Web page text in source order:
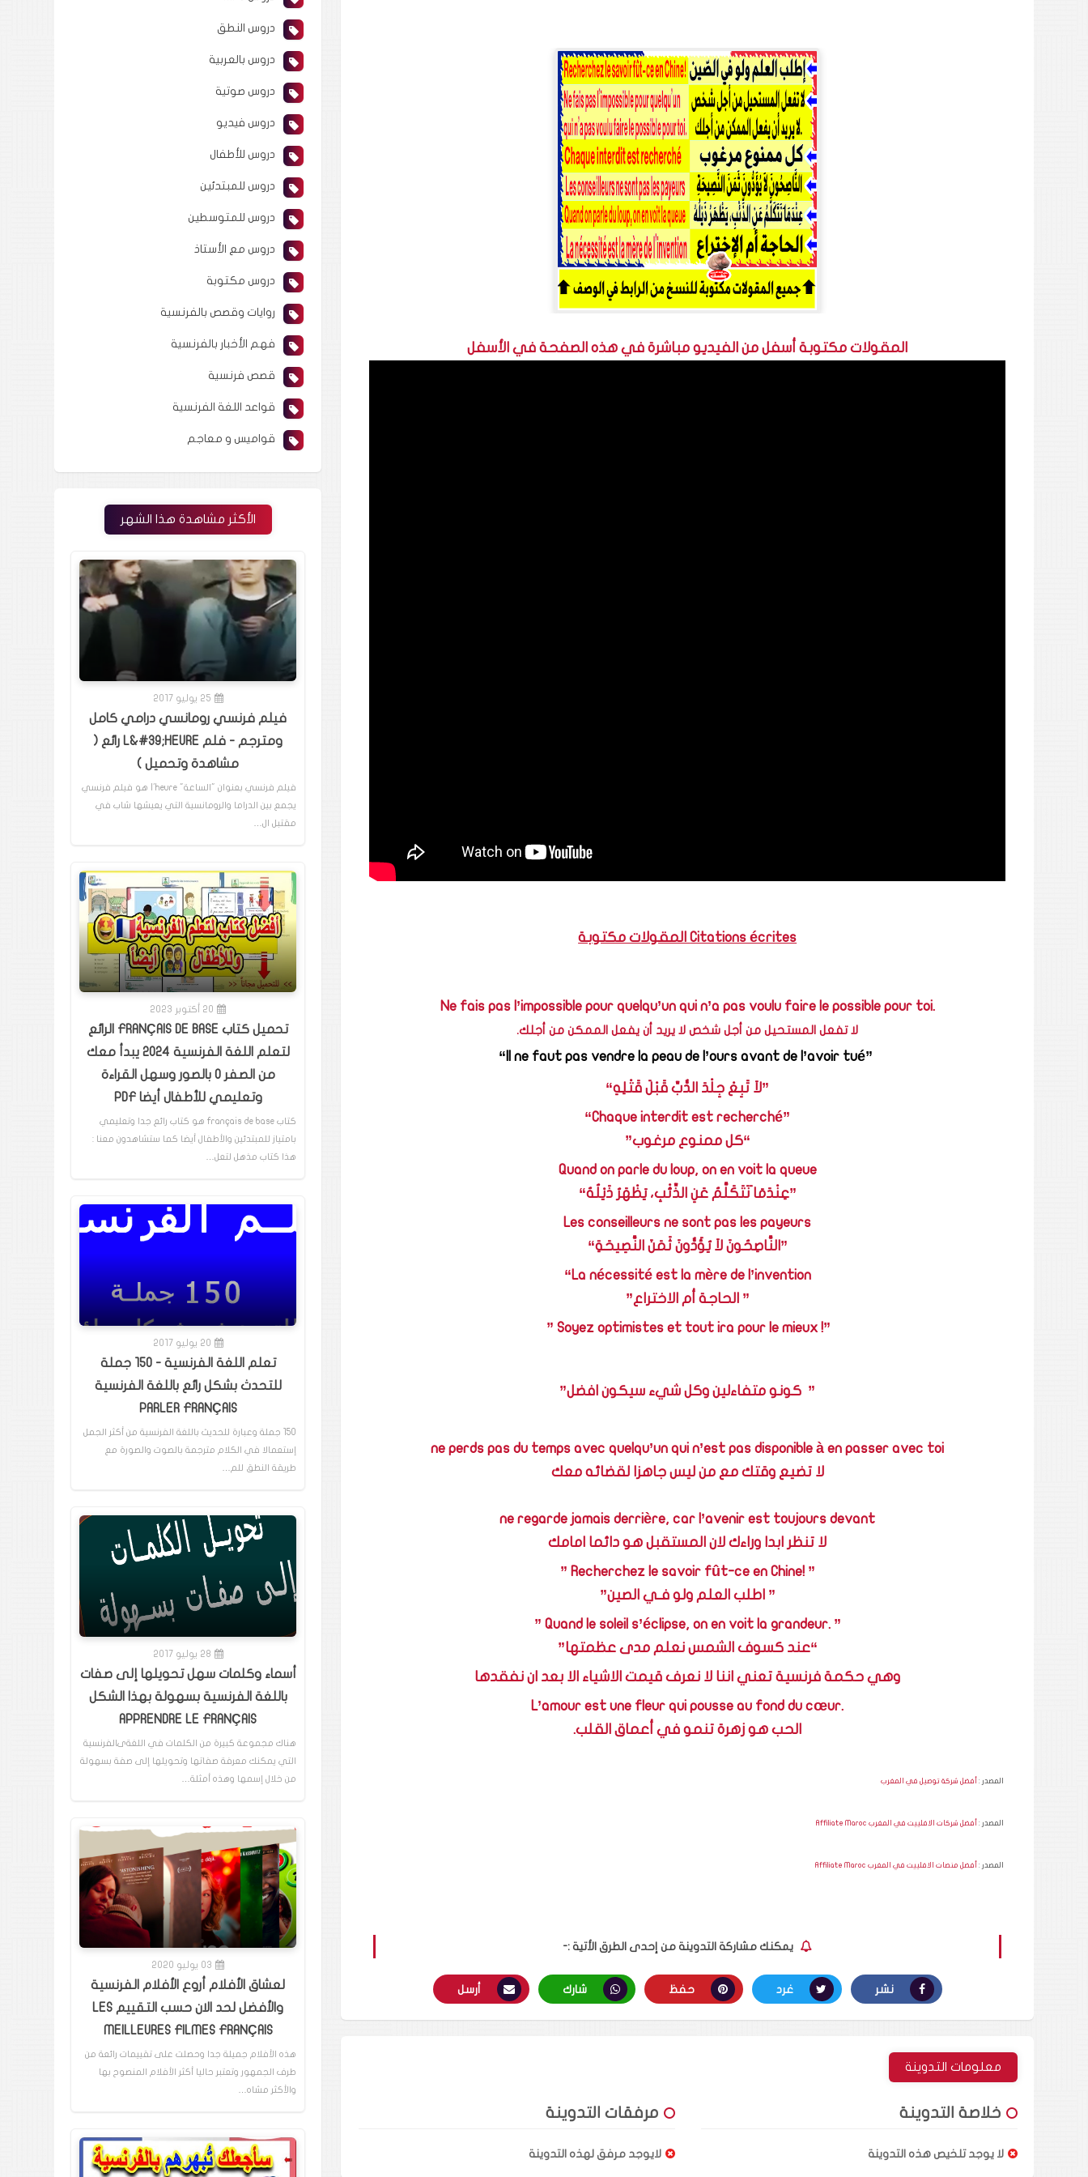
المقولات مكتوبة أسفل من الفيديو مباشرة في هذه الصفحة في الأسفل
Citations écrites المقولات مكتوبة
Ne fais pas l’impossible pour quelqu’un qui n’a pas voulu faire le possible pour toi.
لا تفعل المستحيل من أجل شخص لا يريد أن يفعل الممكن من أجلك.
”Il ne faut pas vendre la peau de l’ours avant de l’avoir tué“
”لاَ تَبِعْ جِلْدَ الدُّبِّ قَبْلَ قَتْلِهِ“
“Chaque interdit est recherché”
“كل ممنوع مرغوب”
Quand on parle du loup, on en voit la queue
”عِنْدَمَا َنَتَكَلَّمُ عَنِ الذِّئْبِ، يَظْهَرُ ذَيْلُهُ“
Les conseilleurs ne sont pas les payeurs
”النَّاصِحُونَ لاَ يُؤَدُّونَ ثَمَنَ النَّصِيحَةِ“
“La nécessité est la mère de l’invention
” الحاجة أم الاختراع”
” Soyez optimistes et tout ira pour le mieux !”
”  كونو متفاءلين وكل شيء سيكون افضل”
ne perds pas du temps avec quelqu’un qui n’est pas disponible à en passer avec toi
لا تضيع وقتك مع من ليس جاهزا لقضائه معك
ne regarde jamais derrière, car l’avenir est toujours devant
لا تنظر ابدا وراءك لان المستقبل هو دائما امامك
” Recherchez le savoir fût-ce en Chine! ”
” اطلب العلم ولو فـي الصين”
” Quand le soleil s’éclipse, on en voit la grandeur. ”
“عند كسوف الشمس نعلم مدى عظمتها”
وهي حكمة فرنسية تعني اننا لا نعرف قيمت الاشياء الا بعد ان نفقدها
L’amour est une fleur qui pousse au fond du cœur.
الحب هو زهرة تنمو في أعماق القلب.
المصدر : أفضل شركة توصيل في المغرب
المصدر : أفضل شركات الافلييت في المغرب Affiliate Maroc
المصدر : أفضل منصات الافلييت في المغرب Affiliate Maroc
يمكنك مشاركة التدوينة من إحدى الطرق الأتية :-
نشر غرد حفظ شارك أرسل
معلومات التدوينة
خلاصة التدوينة
لا يوجد تلخيص هذه التدوينة
مرفقات التدوينة
لايوجد مرفق لهذه التدوينة
دروس النطق
دروس بالعربية
دروس صوتية
دروس فيديو
دروس للأطفال
دروس للمبتدئين
دروس للمتوسطين
دروس مع الأستاذ
دروس مكتوبة
روايات وقصص بالفرنسية
فهم الأخبار بالفرنسية
قصص فرنسية
قواعد اللغة الفرنسية
قواميس و معاجم
الأكثر مشاهدة هذا الشهر
25 يوليو 2017
فيلم فرنسي رومانسي درامي كامل
ومترجم - فلم L&#39;HEURE رائع (
مشاهدة وتحميل )
فيلم فرنسي بعنوان "الساعة" l'heure هو فيلم فرنسي
يجمع بين الدراما والرومانسية التي يعيشها شاب في
مقتبل ال…
20 أكتوبر 2023
تحميل كتاب FRANÇAIS DE BASE الرائع
لتعلم اللغة الفرنسية 2024 يبدأ معك
من الصفر 0 بالصور وسهل القراءة
وتعليمي للأطفال أيضا PDF
كتاب français de base هو كتاب رائع جدا وتعليمي
بامتياز للمبتدئين والأطفال أيضا كما ستشاهدون معنا :
هذا كتاب مذهل لتعل…
20 يوليو 2017
تعلم اللغة الفرنسية - 150 جملة
للتحدث بشكل رائع باللغة الفرنسية
PARLER FRANÇAIS
150 جملة وعبارة للحديث باللغة الفرنسية من أكثر الجمل
إستعمالا في الكلام مترجمة بالصوت والصورة مع
طريقة النطق للم…
28 يوليو 2017
أسماء وكلمات سهل تحويلها إلى صفات
باللغة الفرنسية بسهولة بهذا الشكل
APPRENDRE LE FRANÇAIS
هناك مجموعة كبيرة من الكلمات في اللغةىالفرنسية
التي يمكنك معرفة صفاتها وتحويلها إلى صفة بسهولة
من خلال إسمها وهذه أمثلة…
03 يوليو 2020
لعشاق الأفلام أروع الأفلام الفرنسية
والأفضل لحد الان حسب التقييم LES
MEILLEURES FILMES FRANÇAIS
هذه الأفلام جميلة جدا وحصلت على تقييمات رائعة من
طرف الجمهور وتعتبر حاليا أكثر الأفلام المنصوح بها
والأكثر مشاه…